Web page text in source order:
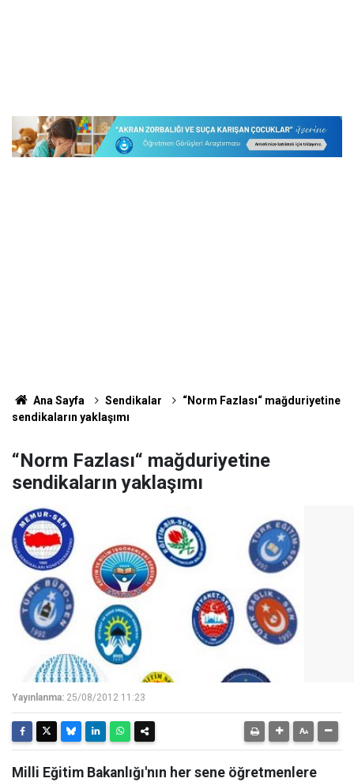
Ana Sayfa Sendikalar
“Norm Fazlası“ mağduriyetine
sendikaların yaklaşımı
“Norm Fazlası“ mağduriyetine
sendikaların yaklaşımı
Yayınlanma: 25/08/2012 11:23
Milli Eğitim Bakanlığı'nın her sene öğretmenlere